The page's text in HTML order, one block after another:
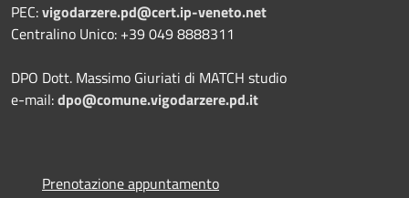
PEC:vigodarzere.pd@cert.ip-veneto.net
Centralino Unico: +39 049 8888311
DPO Dott. Massimo Giuriati di MATCH studio
e-mail:dpo@comune.vigodarzere.pd.it
Prenotazione appuntamento